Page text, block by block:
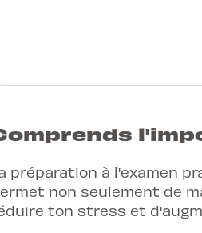
préparation à l'examen
non seulement de
ton stress et